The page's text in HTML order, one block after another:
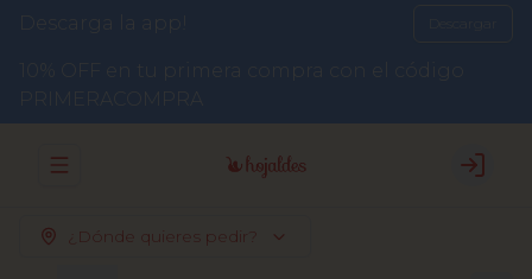
Descarga la app!
10% OFF en tu primera compra con el código
PRIMERACOMPRA
Abrir menu de navegación Login
¿Dónde quieres pedir?